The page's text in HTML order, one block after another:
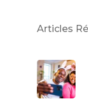
Articles